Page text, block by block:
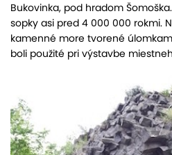
Bukovinka, pod hradom
sopky asi pred 4 000 000 rokmi.
kamenné more tvorené
boli použité pri výstavbe